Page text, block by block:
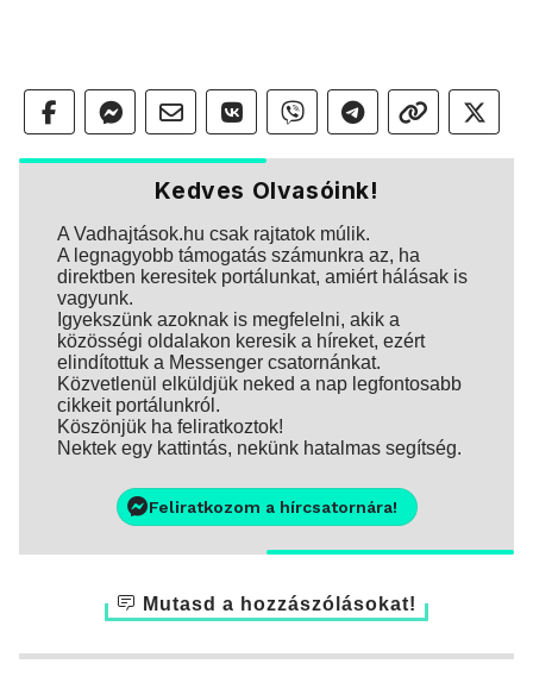
Kedves Olvasóink!
A Vadhajtások.hu csak rajtatok múlik.
A legnagyobb támogatás számunkra az, ha
direktben keresitek portálunkat, amiért hálásak is
vagyunk.
Igyekszünk azoknak is megfelelni, akik a
közösségi oldalakon keresik a híreket, ezért
elindítottuk a Messenger csatornánkat.
Közvetlenül elküldjük neked a nap legfontosabb
cikkeit portálunkról.
Köszönjük ha feliratkoztok!
Nektek egy kattintás, nekünk hatalmas segítség.
Feliratkozom a hírcsatornára!
Mutasd a hozzászólásokat!